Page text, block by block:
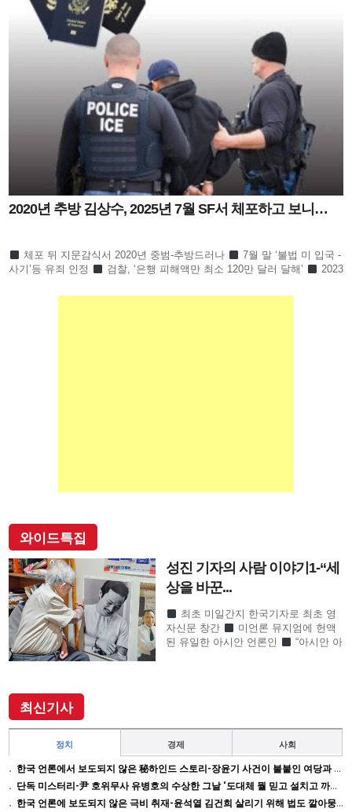
2020년 추방 김상수, 2025년 7월 SF서 체포하고 보니…
체포 뒤 지문감식서 2020년 중범-추방드러나
7월 말 ‘불법 미 입국 -
사기’등 유죄 인정
검찰, ‘은행 피해액만 최소 120만 달러 달해’
2023
와이드특집
성진 기자의 사람 이야기1-“세
상을 바꾼...
최초 미일간지 한국기자로 최초 영
자신문 창간
미언론 뮤지엄에 헌액
된 유일한 아시안 언론인
“아시안 아
최신기사
정치 경제 사회
한국 언론에서 보도되지 않은 秘하인드 스토리-장윤기 사건이 불붙인 여당과 검찰의 보완 수사권 전쟁
단독 미스터리-尹 호위무사 유병호의 수상한 그날 ‘도대체 뭘 믿고 설치고 까부나 했더니…’
한국 언론에 보도되지 않은 극비 취재-윤석열 김건희 살리기 위해 법도 깔아뭉갠 심우정의 자충수